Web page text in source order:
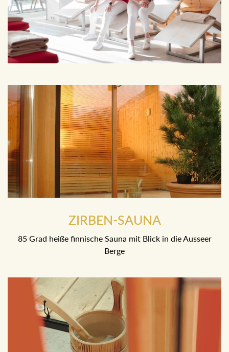
ZIRBEN-SAUNA
85 Grad heiße finnische Sauna mit Blick in die Ausseer
Berge